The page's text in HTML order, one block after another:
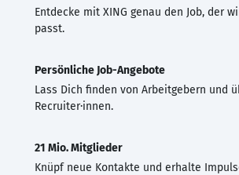
Entdecke mit XING genau den Job, der
passt.
Persönliche Job-Angebote
Lass Dich finden von Arbeitgebern und
Recruiter·innen.
21 Mio. Mitglieder
Knüpf neue Kontakte und erhalte